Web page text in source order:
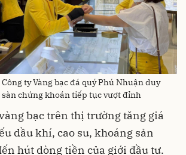
ty Vàng bạc đá quý Phú Nhuận duy
chứng khoán tiếp tục vượt đỉnh
bạc trên thị trường tăng giá
dầu khí, cao su, khoáng sản
hút dòng tiền của giới đầu tư.